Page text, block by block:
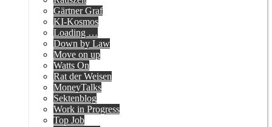
Gärtner Graf
KI-Kosmos
Loading …
Down by Law
Move on up
Watts On
Rat der Weisen
MoneyTalks
Sektenblog
Work in Progress
Top Job